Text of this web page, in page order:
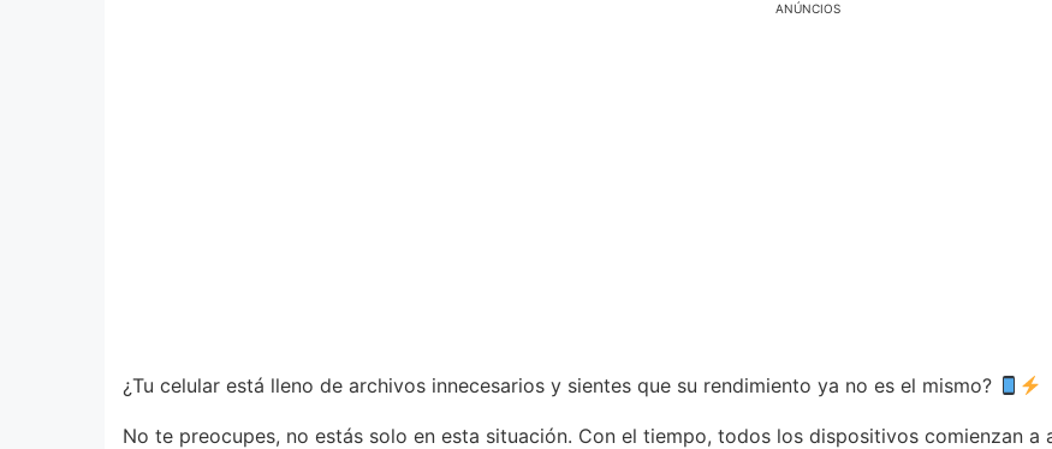
ANÚNCIOS
¿Tu celular está lleno de archivos innecesarios y sientes que su rendimiento ya no es el mismo?
No te preocupes, no estás solo en esta situación. Con el tiempo, todos los dispositivos comienzan a